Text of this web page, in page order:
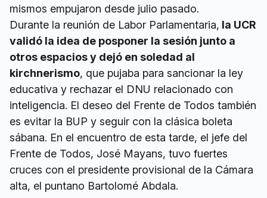
mismos empujaron desde julio pasado.
Durante la reunión de Labor Parlamentaria, la UCR
validó la idea de posponer la sesión junto a
otros espacios y dejó en soledad al
kirchnerismo, que pujaba para sancionar la ley
educativa y rechazar el DNU relacionado con
inteligencia. El deseo del Frente de Todos también
es evitar la BUP y seguir con la clásica boleta
sábana. En el encuentro de esta tarde, el jefe del
Frente de Todos, José Mayans, tuvo fuertes
cruces con el presidente provisional de la Cámara
alta, el puntano Bartolomé Abdala.